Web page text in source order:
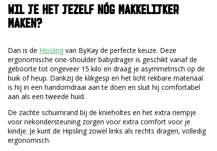
WIL JE HET JEZELF NÓG MAKKELIJKER
MAKEN?
Dan is de Hipsling van ByKay de perfecte keuze. Deze
ergonomische one-shoulder babydrager is geschikt vanaf de
geboorte tot ongeveer 15 kilo en draag je asymmetrisch op de
buik of heup. Dankzij de klikgesp en het licht rekbare materiaal
is hij in een handomdraai aan te doen en sluit hij comfortabel
aan als een tweede huid.
De zachte schuimrand bij de knieholtes en het extra riempje
voor nekondersteuning zorgen voor extra comfort voor je
kindje. Je kunt de Hipsling zowel links als rechts dragen, volledig
ergonomisch.